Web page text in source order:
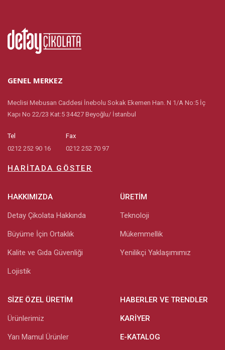
GENEL MERKEZ
Meclisi Mebusan Caddesi İnebolu Sokak Ekemen Han. N 1/A No:5 İç
Kapı No 22/23 Kat:5 34427 Beyoğlu/ İstanbul
Tel
0212 252 90 16
Fax
0212 252 70 97
HARITADA GÖSTER
HAKKIMIZDA
Detay Çikolata Hakkında
Büyüme İçin Ortaklık
Kalite ve Gıda Güvenliği
Lojistik
ÜRETIM
Teknoloji
Mükemmellik
Yenilikçi Yaklaşımımız
SIZE ÖZEL ÜRETIM
Ürünlerimiz
Yarı Mamul Ürünler
HABERLER VE TRENDLER
KARIYER
E-KATALOG